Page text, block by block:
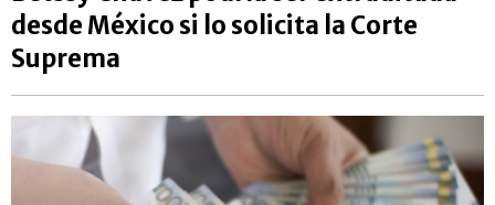
desde México si lo solicita la Corte
Suprema